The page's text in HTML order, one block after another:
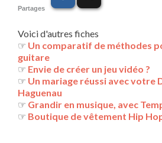
Partages
Voici d'autres fiches
☞ Un comparatif de méthodes
guitare
☞ Envie de créer un jeu vidéo ?
☞ Un mariage réussi avec votre
Haguenau
☞ Grandir en musique, avec
☞ Boutique de vêtement Hip